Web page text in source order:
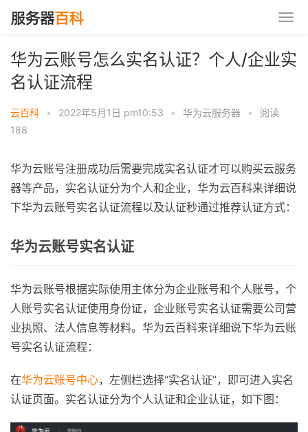
华为云账号怎么实名认证？个人/企业实
名认证流程
云百科 • 2022年5月1日 pm10:53 • 华为云服务器 •
阅读
188
华为云账号注册成功后需要完成实名认证才可以购买云服务
器等产品，实名认证分为个人和企业，华为云百科来详细说
下华为云账号实名认证流程以及认证秒通过推荐认证方式：
华为云账号实名认证
华为云账号根据实际使用主体分为企业账号和个人账号，个
人账号实名认证使用身份证，企业账号实名认证需要公司营
业执照、法人信息等材料。华为云百科来详细说下华为云账
号实名认证流程：
在华为云账号中心，左侧栏选择“实名认证”，即可进入实名
认证页面。实名认证分为个人认证和企业认证，如下图：